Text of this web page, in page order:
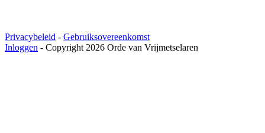
Privacybeleid - Gebruiksovereenkomst
Inloggen - Copyright 2026 Orde van Vrijmetselaren